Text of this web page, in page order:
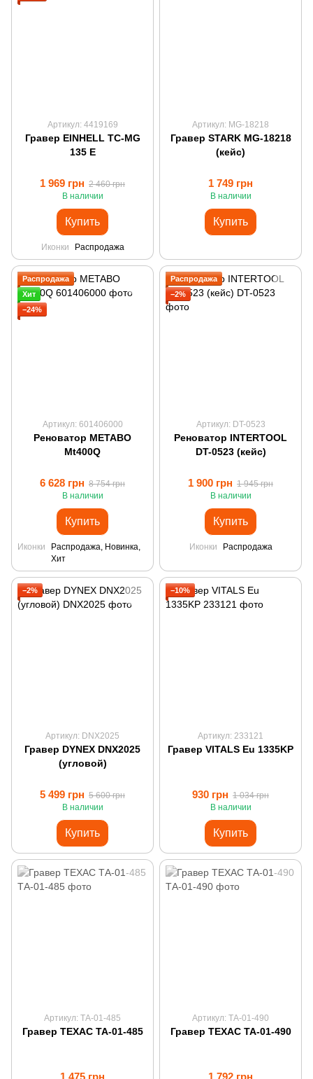
Артикул: 4419169
Гравер EINHELL TC-MG
135 E
1 969 грн 2 460 грн
В наличии
Купить
Иконки Распродажа
Артикул: MG-18218
Гравер STARK MG-18218
(кейс)
1 749 грн
В наличии
Купить
Распродажа
Хит
−24%
Артикул: 601406000
Реноватор METABO
Mt400Q
6 628 грн 8 754 грн
В наличии
Купить
Иконки
Распродажа, Новинка,
Хит
Распродажа
−2%
Артикул: DT-0523
Реноватор INTERTOOL
DT-0523 (кейс)
1 900 грн 1 945 грн
В наличии
Купить
Иконки Распродажа
−2%
Артикул: DNX2025
Гравер DYNEX DNX2025
(угловой)
5 499 грн 5 600 грн
В наличии
Купить
−10%
Артикул: 233121
Гравер VITALS Eu 1335KP
930 грн 1 034 грн
В наличии
Купить
Артикул: ТА-01-485
Гравер ТЕХАС ТА-01-485
1 475 грн
Артикул: ТА-01-490
Гравер ТЕХАС ТА-01-490
1 792 грн